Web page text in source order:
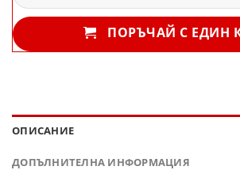
ПОРЪЧАЙ С ЕДИН
ОПИСАНИЕ
ДОПЪЛНИТЕЛНА ИНФОРМАЦИЯ